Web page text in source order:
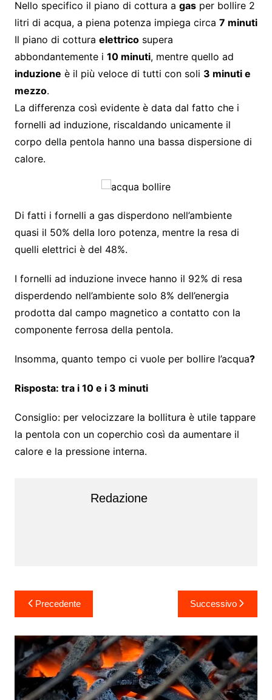
Nello specifico il piano di cottura a gasper bollire 2
litri di acqua, a piena potenza impiega circa 7 minuti
Il piano di cottura elettricosupera
abbondantemente i 10 minuti, mentre quello ad
induzione è il più veloce di tutti con soli 3 minuti e
mezzo.
La differenza così evidente è data dal fatto che i
fornelli ad induzione, riscaldando unicamente il
corpo della pentola hanno una bassa dispersione di
calore.
Di fatti i fornelli a gas disperdono nell’ambiente
quasi il 50% della loro potenza, mentre la resa di
quelli elettrici è del 48%.
I fornelli ad induzione invece hanno il 92% di resa
disperdendo nell’ambiente solo 8% dell’energia
prodotta dal campo magnetico a contatto con la
componente ferrosa della pentola.
Insomma, quanto tempo ci vuole per bollire l’acqua?
Risposta: tra i 10 e i 3 minuti
Consiglio: per velocizzare la bollitura è utile tappare
la pentola con un coperchio così da aumentare il
calore e la pressione interna.
Redazione
Navigazione
articoli
Precedente Successivo